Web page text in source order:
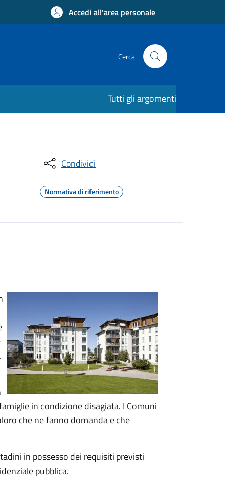
Accedi all'area personale
Cerca
Tutti gli argomenti
Condividi
Normativa di riferimento
in condizione disagiata. I Comuni
che ne fanno domanda e che
in possesso dei requisiti previsti
pubblica.